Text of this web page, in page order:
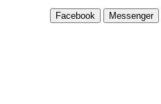
Facebook Messenger